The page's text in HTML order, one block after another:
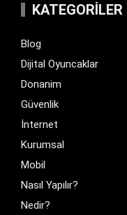
KATEGORILER
Blog
Dijital Oyuncaklar
Donanim
Güvenlik
İnternet
Kurumsal
Mobil
Nasıl Yapılır?
Nedir?